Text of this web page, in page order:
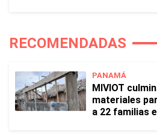
RECOMENDADAS
PANAMÁ
MIVIOT
materiales
a 22 familias